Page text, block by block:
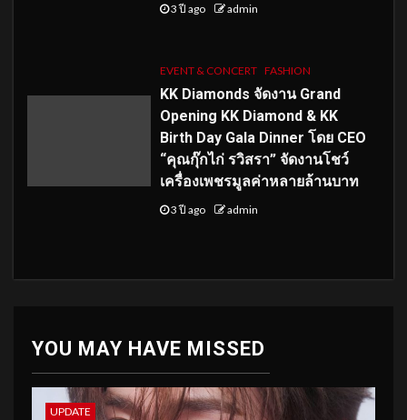
3 ปี ago admin
EVENT & CONCERT FASHION
KK Diamonds จัดงาน Grand
Opening KK Diamond & KK
Birth Day Gala Dinner โดย CEO
“คุณกุ๊กไก่ รวิสรา” จัดงานโชว์
เครื่องเพชรมูลค่าหลายล้านบาท
3 ปี ago admin
YOU MAY HAVE MISSED
UPDATE